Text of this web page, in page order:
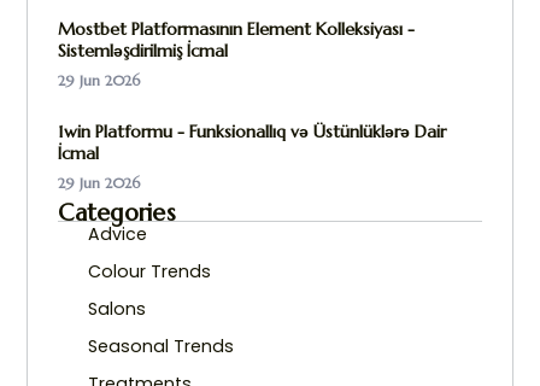
Mostbet Platformasının Element Kolleksiyası -
Sistemləşdirilmiş İcmal
29 Jun 2026
1win Platformu - Funksionallıq və Üstünlüklərə Dair
İcmal
29 Jun 2026
Categories
Advice
Colour Trends
Salons
Seasonal Trends